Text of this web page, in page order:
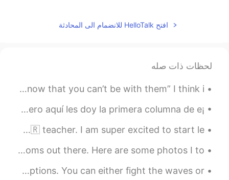
2020.08.26 17:19
támal.
Londres no es buenoen elcalor!
Londres no es bueno cua hac
calor!
Me pregunto si la rein etiene aire
acondicionado?
acondicionado?
افتح HelloTalk للانضمام الى المحادثة
لحظات ذات صله
Good morning 😃🌞☀️ “You can still love someone but know that you can’t be with them” I think i...
¡Pronunciación de “-ed” en inglés ! Un poquito rápido, pero aquí les doy la primera columna de e...
I just had my first Portuguese lesson with a Brazilian 🇧🇷 teacher. I am super excited to start le...
Good morning everyone and happy Mother’s Day to all the moms out there. Here are some photos I to...
When tough times come your way, you really only have 2 options. You can either fight the waves or...